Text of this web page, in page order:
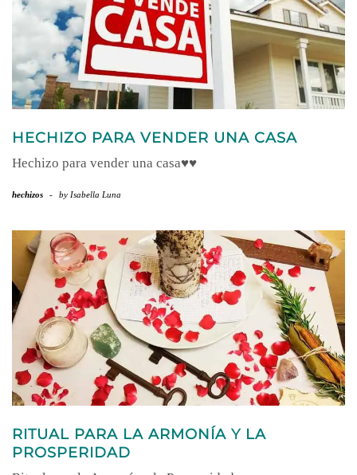
HECHIZO PARA VENDER UNA CASA
Hechizo para vender una casa♥♥
hechizos - by Isabella Luna
RITUAL PARA LA ARMONÍA Y LA
PROSPERIDAD